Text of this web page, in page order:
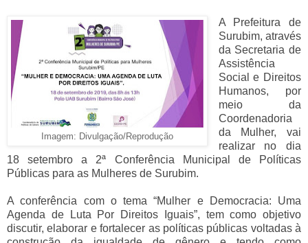
Imagem: Divulgação/Reprodução
A Prefeitura de
Surubim, através
da Secretaria de
Assistência
Social e Direitos
Humanos, por
meio da
Coordenadoria
da Mulher, vai
realizar no dia
18 setembro a 2ª Conferência Municipal de Políticas
Públicas para as Mulheres de Surubim.
A conferência com o tema “Mulher e Democracia: Uma
Agenda de Luta Por Direitos Iguais”, tem como objetivo
discutir, elaborar e fortalecer as políticas públicas voltadas à